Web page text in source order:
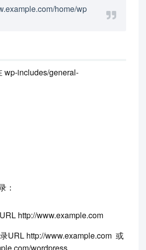
home/wp
wp-includes/general-
：
http://www.example.com
URL http://www.example.com 或